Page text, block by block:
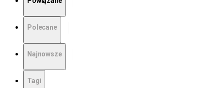
Polecane
Najnowsze
Tagi